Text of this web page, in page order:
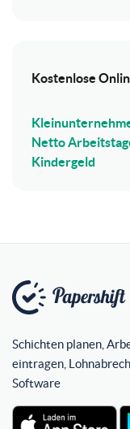
Kostenlose
Netto
Kindergeld
Schichten planen,
eintragen,
Software